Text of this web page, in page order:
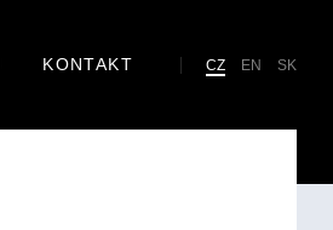
KONTAKT CZ EN SK